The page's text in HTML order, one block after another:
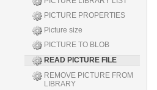
PICTURE PROPERTIES
Picture size
PICTURE TO BLOB
READ PICTURE FILE
REMOVE PICTURE FROM
LIBRARY